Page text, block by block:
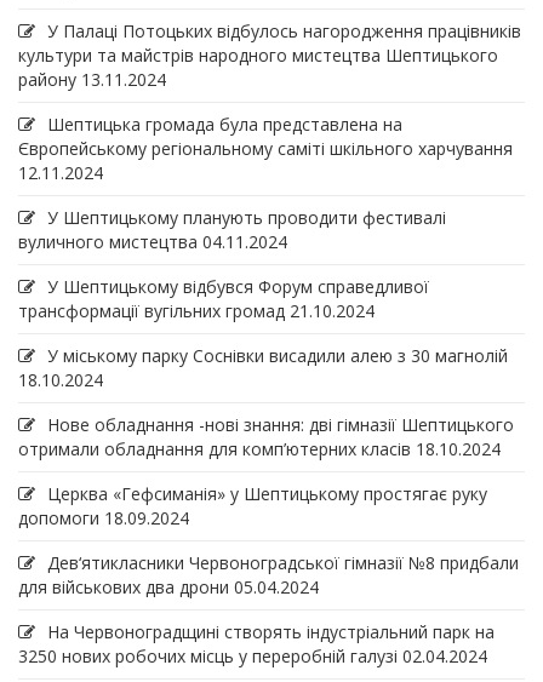
У Палаці Потоцьких відбулось нагородження працівників
культури та майстрів народного мистецтва Шептицького
району 13.11.2024
Шептицька громада була представлена на
Європейському регіональному саміті шкільного харчування
12.11.2024
У Шептицькому планують проводити фестивалі
вуличного мистецтва 04.11.2024
У Шептицькому відбувся Форум справедливої
трансформації вугільних громад 21.10.2024
У міському парку Соснівки висадили алею з 30 магнолій
18.10.2024
Нове обладнання -нові знання: дві гімназії Шептицького
отримали обладнання для комп’ютерних класів 18.10.2024
Церква «Гефсиманія» у Шептицькому простягає руку
допомоги 18.09.2024
Дев‘ятикласники Червоноградської гімназії №8 придбали
для військових два дрони 05.04.2024
На Червоноградщині створять індустріальний парк на
3250 нових робочих місць у переробній галузі 02.04.2024